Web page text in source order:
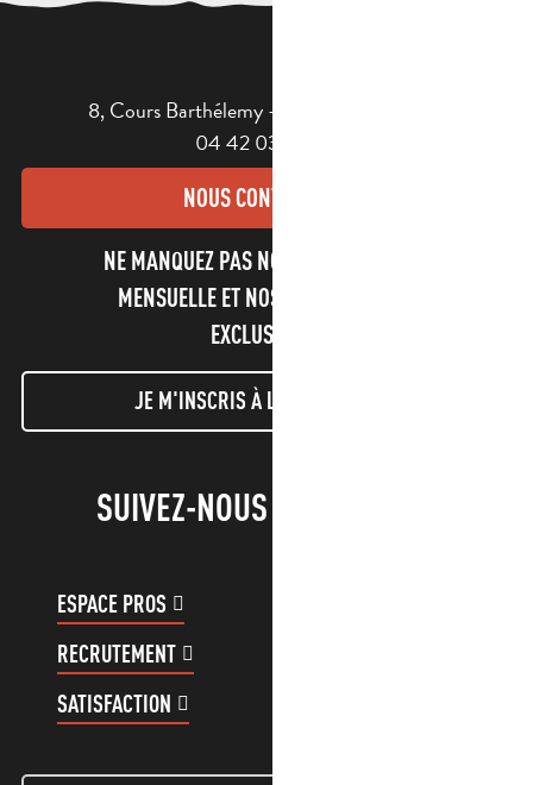
8, Cours Barthélemy - 13400 AUBAGNE
04 42 03 49 98
NOUS CONTACTER
NE MANQUEZ PAS NOTRE NEWSLETTER
MENSUELLE ET NOS INFORMATIONS
EXCLUSIVES !
JE M'INSCRIS À LA NEWSLETTER
SUIVEZ-NOUS !
ESPACE PROS
RECRUTEMENT
SATISFACTION